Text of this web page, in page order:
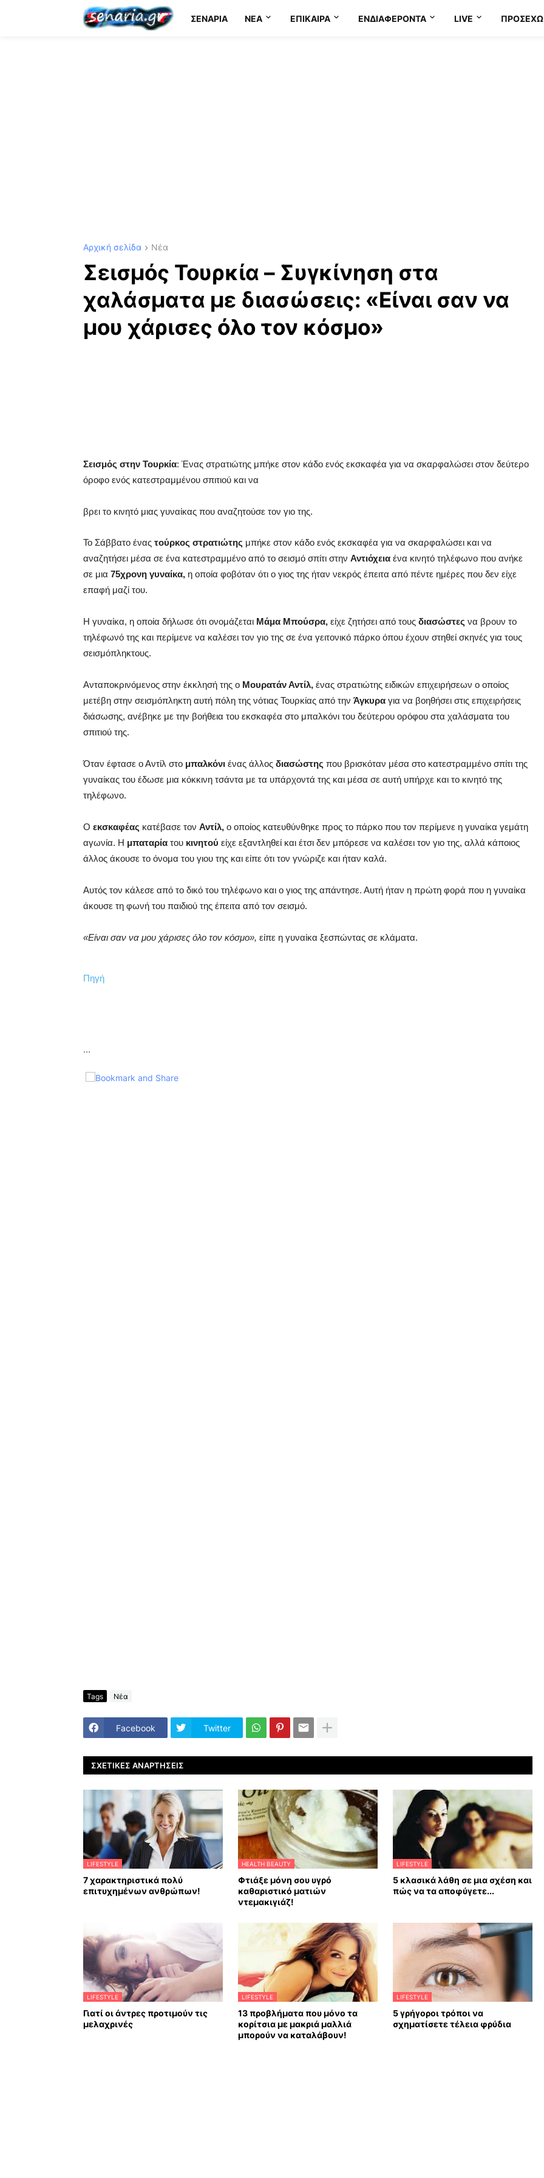
ΣΕΝΆΡΙΑ NEA ΕΠΊΚΑΙΡΑ ΕΝΔΙΑΦΈΡΟΝΤΑ LIVE
Αρχική σελίδα Νέα
Σεισμός Τουρκία – Συγκίνηση στα
χαλάσματα με διασώσεις: «Είναι σαν να
μου χάρισες όλο τον κόσμο»
Σεισμός στην Τουρκία: Ένας στρατιώτης μπήκε στον κάδο ενός εκσκαφέα για να σκαρφαλώσει στον δεύτερο
όροφο ενός κατεστραμμένου σπιτιού και να
βρει το κινητό μιας γυναίκας που αναζητούσε τον γιο της.
Το Σάββατο ένας τούρκος στρατιώτης μπήκε στον κάδο ενός εκσκαφέα για να σκαρφαλώσει και να
αναζητήσει μέσα σε ένα κατεστραμμένο από το σεισμό σπίτι στην Αντιόχεια ένα κινητό τηλέφωνο που ανήκε
σε μια 75χρονη γυναίκα, η οποία φοβόταν ότι ο γιος της ήταν νεκρός έπειτα από πέντε ημέρες που δεν είχε
επαφή μαζί του.
Η γυναίκα, η οποία δήλωσε ότι ονομάζεται Μάμα Μπούσρα, είχε ζητήσει από τους διασώστες να βρουν το
τηλέφωνό της και περίμενε να καλέσει τον γιο της σε ένα γειτονικό πάρκο όπου έχουν στηθεί σκηνές για τους
σεισμόπληκτους.
Ανταποκρινόμενος στην έκκλησή της ο Μουρατάν Αντίλ, ένας στρατιώτης ειδικών επιχειρήσεων ο οποίος
μετέβη στην σεισμόπληκτη αυτή πόλη της νότιας Τουρκίας από την Άγκυρα για να βοηθήσει στις επιχειρήσεις
διάσωσης, ανέβηκε με την βοήθεια του εκσκαφέα στο μπαλκόνι του δεύτερου ορόφου στα χαλάσματα του
σπιτιού της.
Όταν έφτασε ο Αντίλ στο μπαλκόνι ένας άλλος διασώστης που βρισκόταν μέσα στο κατεστραμμένο σπίτι της
γυναίκας του έδωσε μια κόκκινη τσάντα με τα υπάρχοντά της και μέσα σε αυτή υπήρχε και το κινητό της
τηλέφωνο.
Ο εκσκαφέας κατέβασε τον Αντίλ, ο οποίος κατευθύνθηκε προς το πάρκο που τον περίμενε η γυναίκα γεμάτη
αγωνία. Η μπαταρία του κινητού είχε εξαντληθεί και έτσι δεν μπόρεσε να καλέσει τον γιο της, αλλά κάποιος
άλλος άκουσε το όνομα του γιου της και είπε ότι τον γνώριζε και ήταν καλά.
Αυτός τον κάλεσε από το δικό του τηλέφωνο και ο γιος της απάντησε. Αυτή ήταν η πρώτη φορά που η γυναίκα
άκουσε τη φωνή του παιδιού της έπειτα από τον σεισμό.
«Είναι σαν να μου χάρισες όλο τον κόσμο», είπε η γυναίκα ξεσπώντας σε κλάματα.
Πηγή
...
Tags Νέα
Facebook Twitter
ΣΧΕΤΙΚΈΣ ΑΝΑΡΤΉΣΕΙΣ
LIFESTYLE
7 χαρακτηριστικά πολύ
επιτυχημένων ανθρώπων!
HEALTH BEAUTY
Φτιάξε μόνη σου υγρό
καθαριστικό ματιών
ντεμακιγιάζ!
LIFESTYLE
5 κλασικά λάθη σε μια σχέση και
πώς να τα αποφύγετε...
LIFESTYLE
Γιατί οι άντρες προτιμούν τις
μελαχρινές
LIFESTYLE
13 προβλήματα που μόνο τα
κορίτσια με μακριά μαλλιά
μπορούν να καταλάβουν!
LIFESTYLE
5 γρήγοροι τρόποι να
σχηματίσετε τέλεια φρύδια